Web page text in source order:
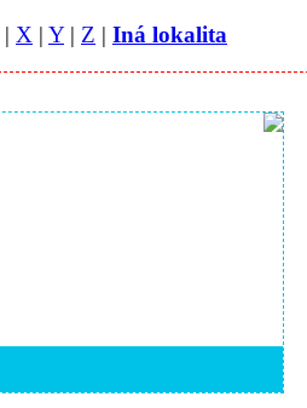
| X | Y| Z | Iná lokalita